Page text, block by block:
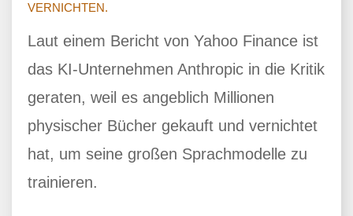
VERNICHTEN.
Laut einem Bericht von Yahoo Finance ist
das KI-Unternehmen Anthropic in die Kritik
geraten, weil es angeblich Millionen
physischer Bücher gekauft und vernichtet
hat, um seine großen Sprachmodelle zu
trainieren.